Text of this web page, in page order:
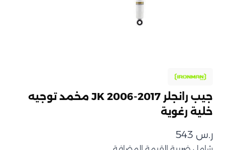
جيب رانجلر JK 2006-2017 مخمد توجيه
خلية رغوية
ر.س